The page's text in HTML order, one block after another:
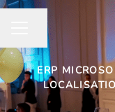
MENU CARRIÈRE
Partager la page
ERP